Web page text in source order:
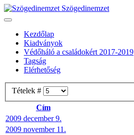
Szögedinemzet
Kezdőlap
Kiadványok
Védőháló a családokért 2017-2019
Tagság
Elérhetőség
Tételek #
Cím
2009 december 9.
2009 november 11.